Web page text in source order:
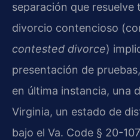
separación que resuelve
divorcio contencioso
contested divorce)
presentación de
en última instancia, una
Virginia, un estado de
bajo el Va. Code § 20-